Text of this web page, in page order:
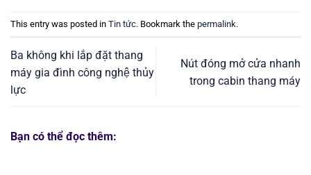
This entry was posted in Tin tức. Bookmark the permalink.
Ba không khi lắp đặt thang
máy gia đình công nghệ thủy
lực
Nút đóng mở cửa nhanh
trong cabin thang máy
Bạn có thể đọc thêm: